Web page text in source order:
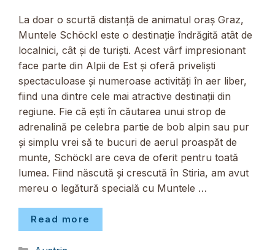
La doar o scurtă distanță de animatul oraș Graz,
Muntele Schöckl este o destinație îndrăgită atât de
localnici, cât și de turiști. Acest vârf impresionant
face parte din Alpii de Est și oferă priveliști
spectaculoase și numeroase activități în aer liber,
fiind una dintre cele mai atractive destinații din
regiune. Fie că ești în căutarea unui strop de
adrenalină pe celebra partie de bob alpin sau pur
și simplu vrei să te bucuri de aerul proaspăt de
munte, Schöckl are ceva de oferit pentru toată
lumea. Fiind născută și crescută în Stiria, am avut
mereu o legătură specială cu Muntele …
Read more